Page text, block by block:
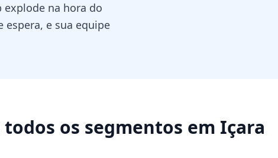
explode na hora do
e sua equipe
os segmentos em Içara